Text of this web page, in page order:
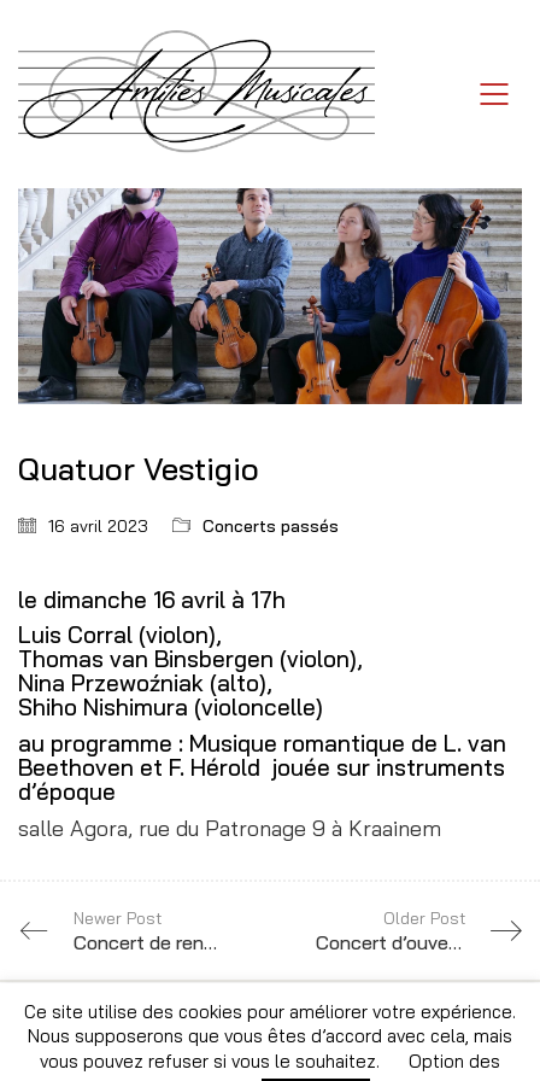
Quatuor Vestigio
16 avril 2023 Concerts passés
le dimanche 16 avril à 17h
Luis Corral (violon),
Thomas van Binsbergen (violon),
Nina Przewoźniak (alto),
Shiho Nishimura (violoncelle)
au programme : Musique romantique de L. van
Beethoven et F. Hérold jouée sur instruments
d’époque
salle Agora, rue du Patronage 9 à Kraainem
Newer Post
Concert de rentée
Older Post
Concert d’ouverture du 10e César Franck International Piano Competition
© Copyright 2026 · Tous droits réservés · Site par
Altitude Creative Agency
Ce site utilise des cookies pour améliorer votre expérience.
Nous supposerons que vous êtes d’accord avec cela, mais
vous pouvez refuser si vous le souhaitez.
Option des